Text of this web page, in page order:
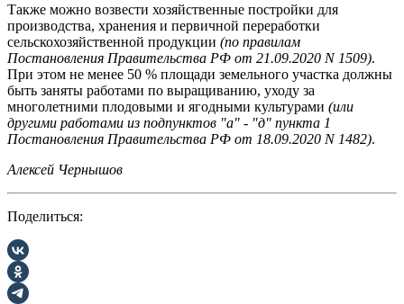
Также можно возвести хозяйственные постройки для
производства, хранения и первичной переработки
сельскохозяйственной продукции (по правилам
Постановления Правительства РФ от 21.09.2020 N 1509).
При этом не менее 50 % площади земельного участка должны
быть заняты работами по выращиванию, уходу за
многолетними плодовыми и ягодными культурами (или
другими работами из подпунктов "а" - "д" пункта 1
Постановления Правительства РФ от 18.09.2020 N 1482).
Алексей Чернышов
Поделиться: